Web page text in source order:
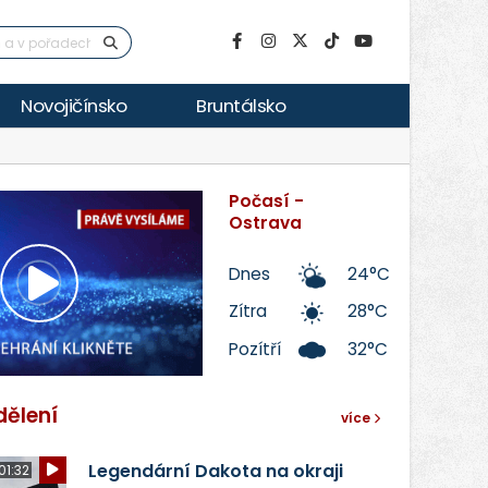
Novojičínsko Bruntálsko
Přehrát
video
Počasí -
Ostrava
Dnes
24°C
Zítra
28°C
Pozítří
32°C
více
Legendární Dakota na okraji